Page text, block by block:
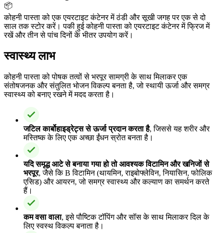
📦
कोहनी पास्ता को एक एयरटाइट कंटेनर में ठंडी और सूखी जगह पर एक से दो
साल तक स्टोर करें। पकी हुई कोहनी पास्ता को एयरटाइट कंटेनर में फ्रिज में
रखें और तीन से पांच दिनों के भीतर उपयोग करें।
स्वास्थ्य लाभ
कोहनी पास्ता को पोषक तत्वों से भरपूर सामग्री के साथ मिलाकर एक
संतोषजनक और संतुलित भोजन विकल्प बनता है, जो स्थायी ऊर्जा और समग्र
स्वास्थ्य को बनाए रखने में मदद करता है।
जटिल कार्बोहाइड्रेट्स से ऊर्जा प्रदान करता है, जिससे यह शरीर और
मस्तिष्क के लिए एक अच्छा ईंधन स्रोत बनता है।
यदि समृद्ध आटे से बनाया गया हो तो आवश्यक विटामिन और खनिजों से
भरपूर, जैसे कि B विटामिन (थायमिन, राइबोफ्लेविन, नियासिन, फोलिक
एसिड) और आयरन, जो समग्र स्वास्थ्य और कल्याण का समर्थन करते
हैं।
कम वसा वाला, इसे पौष्टिक टॉपिंग और सॉस के साथ मिलाकर दिल के
लिए स्वस्थ विकल्प बनाता है।